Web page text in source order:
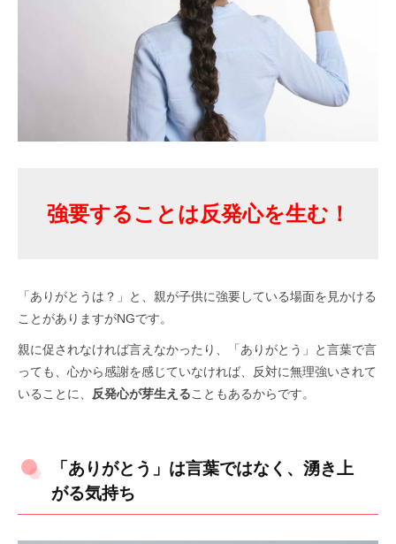
強要することは反発心を生む！
「ありがとうは？」と、親が子供に強要している場面を見かける
ことがありますがNGです。
親に促されなければ言えなかったり、「ありがとう」と言葉で言
っても、心から感謝を感じていなければ、反対に無理強いされて
いることに、 反発心が芽生えることもあるからです。
「ありがとう」は言葉ではなく、湧き上
がる気持ち